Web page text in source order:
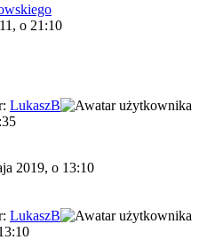
o 21:10
LukaszB
2019, o 13:10
LukaszB